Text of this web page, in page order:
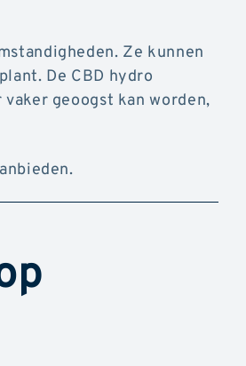
Ze kunnen
De CBD hydro
geoogst kan worden,